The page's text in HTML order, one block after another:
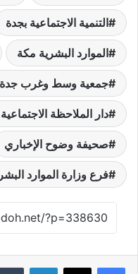
التنمية الاجتماعية بجدة
الموارد البشرية مكة
جمعية وسط وغرب جدة
دار الملاحظة
صحيفة وضوح الإخباري
فرع وزارة الموارد
لينكدإن